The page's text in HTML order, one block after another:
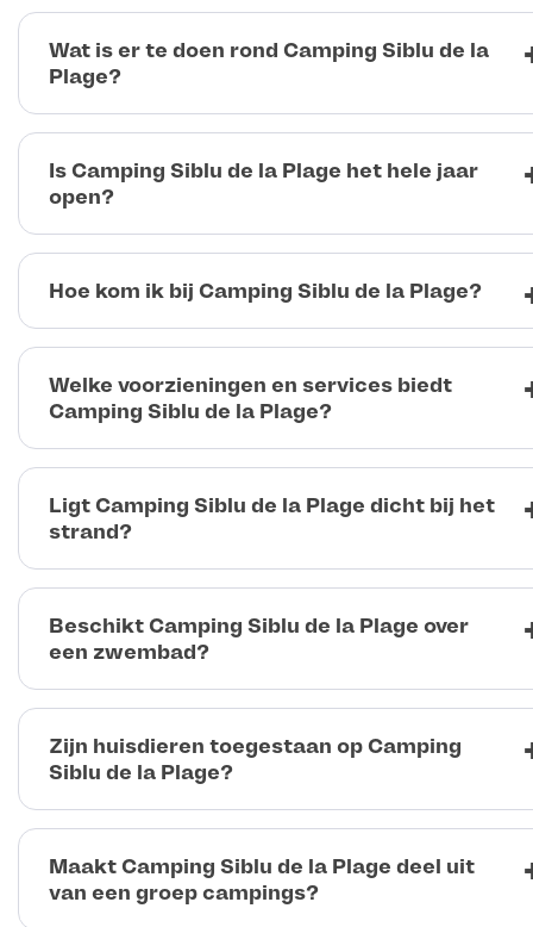
Wat is er te doen rond Camping Siblu de la
Plage?
Is Camping Siblu de la Plage het hele jaar
open?
Hoe kom ik bij Camping Siblu de la Plage?
Welke voorzieningen en services biedt
Camping Siblu de la Plage?
Ligt Camping Siblu de la Plage dicht bij het
strand?
Beschikt Camping Siblu de la Plage over
een zwembad?
Zijn huisdieren toegestaan op Camping
Siblu de la Plage?
Maakt Camping Siblu de la Plage deel uit
van een groep campings?